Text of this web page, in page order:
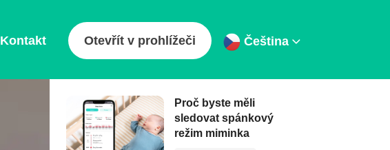
Kontakt Otevřít v prohlížeči Čeština
Proč byste měli
sledovat spánkový
režim miminka